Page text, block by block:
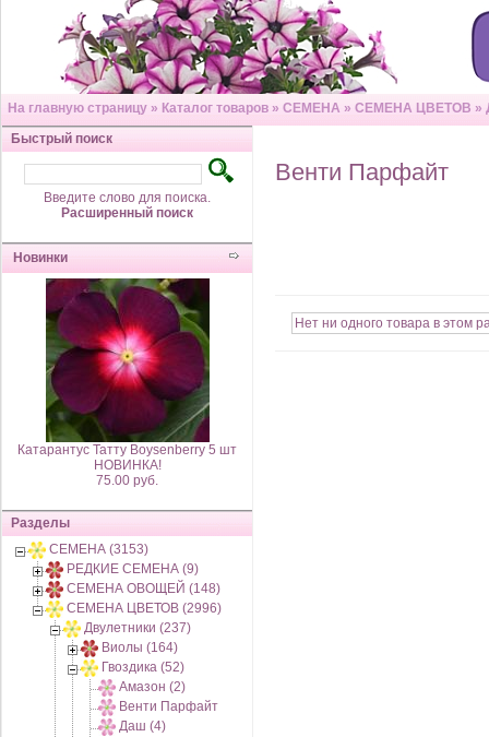
На главную страницу » Каталог товаров » СЕМЕНА » СЕМЕНА ЦВЕТОВ »
Быстрый поиск
Введите слово для поиска.
Расширенный поиск
Новинки
Катарантус Татту Boysenberry 5 шт
НОВИНКА!
75.00 руб.
Разделы
СЕМЕНА (3153)
РЕДКИЕ СЕМЕНА (9)
СЕМЕНА ОВОЩЕЙ (148)
СЕМЕНА ЦВЕТОВ (2996)
Двулетники (237)
Виолы (164)
Гвоздика (52)
Амазон (2)
Венти Парфайт
Даш (4)
Венти Парфайт
Нет ни одного товара в этом